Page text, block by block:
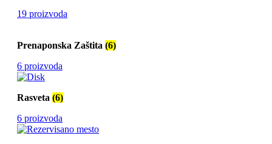
19 proizvoda
Prenaponska Zaštita (6)
6 proizvoda
Rasveta (6)
6 proizvoda